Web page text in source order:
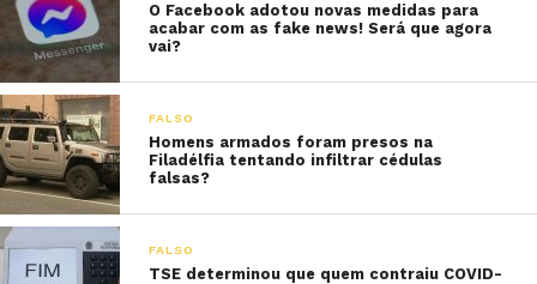
O Facebook adotou novas medidas para
acabar com as fake news! Será que agora
vai?
FALSO
Homens armados foram presos na
Filadélfia tentando infiltrar cédulas
falsas?
FALSO
TSE determinou que quem contraiu COVID-